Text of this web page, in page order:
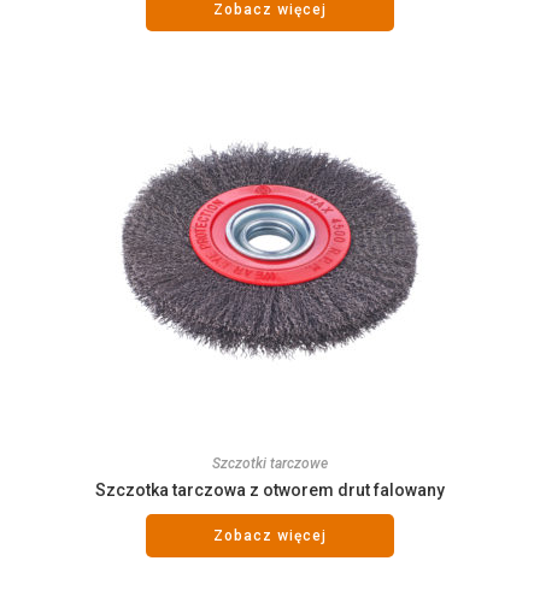
Zobacz więcej
Szczotki tarczowe
Szczotka tarczowa z otworem drut falowany
Zobacz więcej